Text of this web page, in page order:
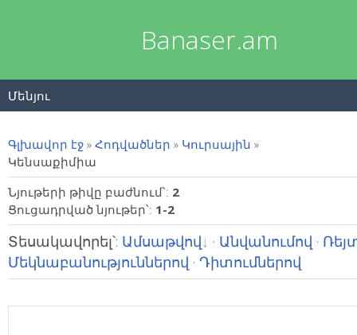
Banaser.am
Մենյու
Գլխավոր էջ » Հոդվածներ » Կուրսային »
Կենսաքիմիա
Նյութերի թիվը բաժնում՝: 2
Ցուցադրված նյութեր՝: 1-2
Տեսակավորել՝: Ամսաթվով · Անվանումով ·
Մեկնաբանություններով · Դիտումներով